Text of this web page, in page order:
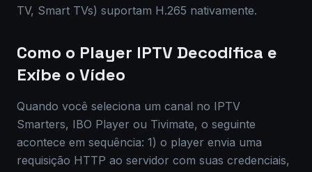
TV, Smart TVs) suportam H.265 nativamente.
Como o Player IPTV Decodifica e
Exibe o Vídeo
Quando você seleciona um canal no IPTV
Smarters, IBO Player ou Tivimate, o seguinte
acontece em sequência: 1) o player envia uma
requisição HTTP ao servidor com suas credenciais,